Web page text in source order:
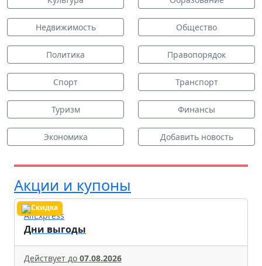
Недвижимость Общество
Политика Правопорядок
Спорт Транспорт
Туризм Финансы
Экономика Добавить новость
Акции и купоны
AliExpress
Дни выгоды
Действует до 07.08.2026